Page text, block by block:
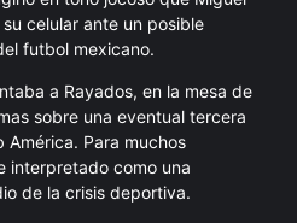
celular ante un posible
futbol mexicano.
a Rayados, en la mesa de
sobre una eventual tercera
América. Para muchos
interpretado como una
de la crisis deportiva.